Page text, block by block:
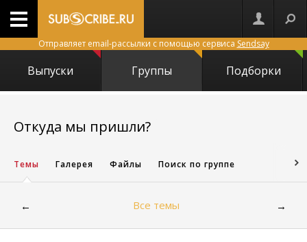
Отправляет email-рассылки с помощью сервиса Sendsay
Выпуски Группы Подборки
Откуда мы пришли?
Темы Галерея Файлы Поиск по группе
← Все темы →